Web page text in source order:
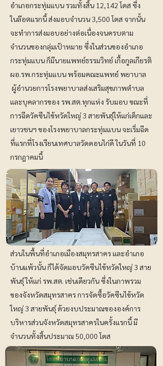
อำเภอกระทุ่มแบน รวมทั้งสิ้น 12,142 โดส ซึ่ง
ในล๊อตแรกนี้ ส่งมอบจำนวน 3,500 โดส จากนั้น
จะทำการส่งมอบอย่างต่อเนื่องจนครบตาม
จำนวนของกลุ่มเป้าหมาย ซึ่งในส่วนของอำเภอ
กระทุ่มแบน ก็มีนายแพทย์ธรรมวิทย์ เกื้อกูลเกียรติ
ผอ.รพ.กระทุ่มแบน พร้อมคณะแพทย์ พยาบาล
ผู้อำนวยการโรงพยาบาลส่งเสริมสุขภาพตำบล
และบุคลากรของ รพ.สต.ทุกแห่ง รับมอบ ขณะที่
การฉีดวัคซีนไข้หวัดใหญ่ 3 สายพันธุ์ให้แก่เด็กและ
เยาวชนฯ ของโรงพยาบาลกระทุ่มแบน จะเริ่มฉีด
ที่แรกที่โรงเรียนเทศบาลวัดดอนไก่ดี ในวันที่ 10
กรกฎาคมนี้
ส่วนในพื้นที่อำเภอเมืองสมุทรสาคร และอำเภอ
บ้านแพ้วนั้น ก็ได้จัดมอบวัคซีนไข้หวัดใหญ่ 3 สาย
พันธุ์ ให้แก่ รพ.สต. เช่นเดียวกัน ซึ่งในภาพรวม
ของจังหวัดสมุทรสาคร การจัดซื้อวัคซีนไข้หวัด
ใหญ่ 3 สายพันธุ์ ด้วยงบประมาณขององค์การ
บริหารส่วนจังหวัดสมุทรสาครในครั้งแรกนี้ มี
จำนวนทั้งสิ้นประมาณ 50,000 โดส